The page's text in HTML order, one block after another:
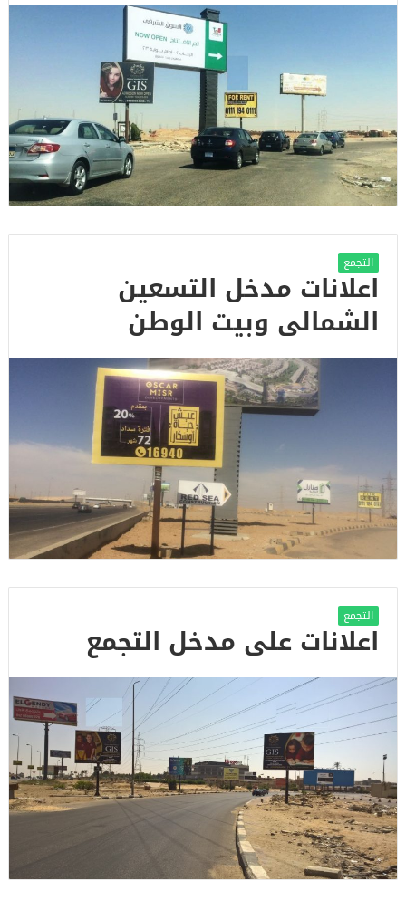
التجمع
اعلانات مدخل التسعين
الشمالى وبيت الوطن
التجمع
اعلانات على مدخل التجمع